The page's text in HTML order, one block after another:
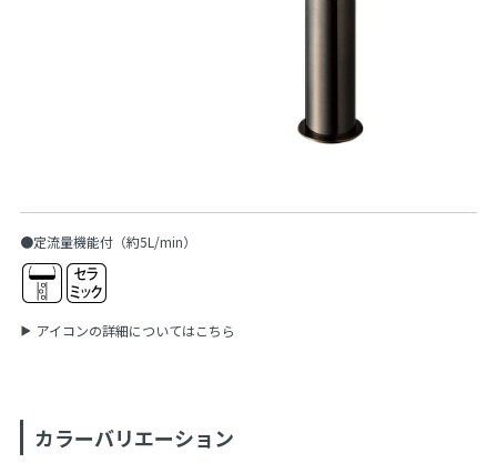
●定流量機能付（約5L/min）
アイコンの詳細についてはこちら
カラーバリエーション